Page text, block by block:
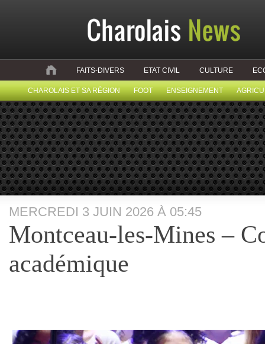
FAITS-DIVERS ETAT CIVIL CULTURE
CHAROLAIS ET SA RÉGION FOOT ENSEIGNEMENT
MERCREDI 3 JUIN 2026 À 05:45
Montceau-les-Mines –
académique